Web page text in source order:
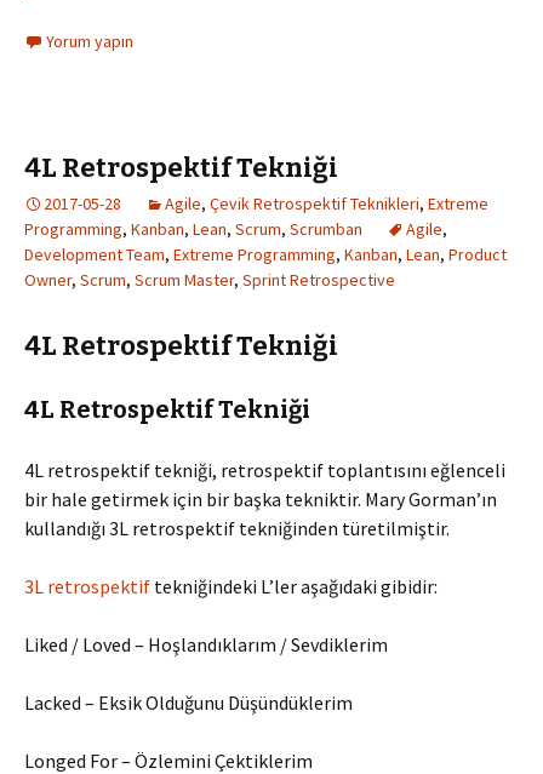
Yorum yapın
4L Retrospektif Tekniği
2017-05-28 Agile, Çevik Retrospektif Teknikleri, Extreme
Programming, Kanban, Lean, Scrum, Scrumban Agile,
Development Team, Extreme Programming, Kanban, Lean, Product
Owner, Scrum, Scrum Master, Sprint Retrospective
4L Retrospektif Tekniği
4L Retrospektif Tekniği
4L retrospektif tekniği, retrospektif toplantısını eğlenceli
bir hale getirmek için bir başka tekniktir. Mary Gorman’ın
kullandığı 3L retrospektif tekniğinden türetilmiştir.
3L retrospektif tekniğindeki L’ler aşağıdaki gibidir:
Liked / Loved – Hoşlandıklarım / Sevdiklerim
Lacked – Eksik Olduğunu Düşündüklerim
Longed For – Özlemini Çektiklerim